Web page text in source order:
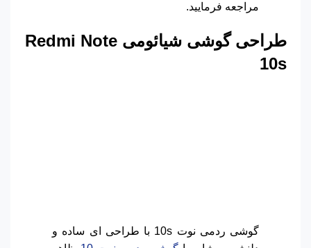
مراجعه فرمایید.
طراحی گوشی شیائومی Redmi Note
10s
گوشی ردمی نوت 10s با طراحی ای ساده و